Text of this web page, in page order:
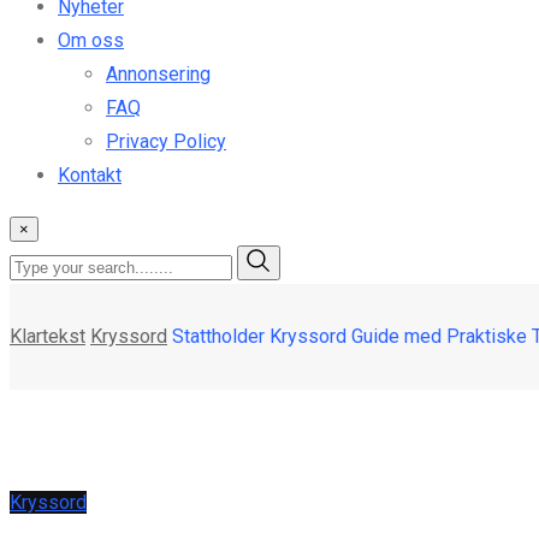
Nyheter
Om oss
Annonsering
FAQ
Privacy Policy
Kontakt
×
Klartekst Kryssord Stattholder Kryssord Guide med Praktiske
Kryssord